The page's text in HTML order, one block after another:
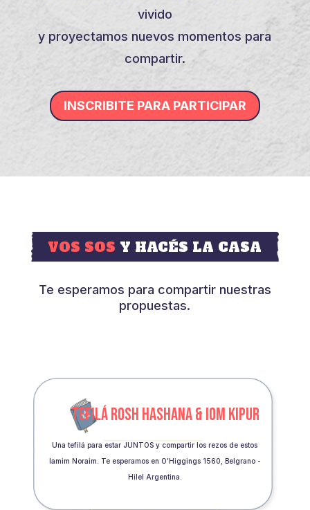
vivido
y proyectamos nuevos momentos para
compartir.
INSCRIBITE PARA PARTICIPAR
VOS SOS Y HACÉS LA CASA
Te esperamos para compartir nuestras
propuestas.
TEFILÁ ROSH HASHANA & IOM KIPUR
Una tefilá para estar JUNTOS y compartir los rezos de estos
Iamim Noraim. Te esperamos en O’Higgings 1560, Belgrano -
Hilel Argentina.